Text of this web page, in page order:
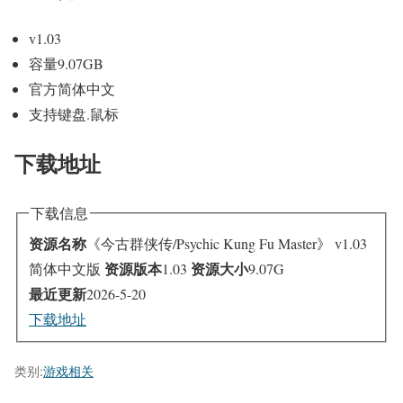
v1.03
容量9.07GB
官方简体中文
支持键盘.鼠标
下载地址
下载信息
资源名称 《今古群侠传/Psychic Kung Fu Master》 v1.03
简体中文版 资源版本1.03 资源大小9.07G
最近更新2026-5-20
下载地址
类别:游戏相关